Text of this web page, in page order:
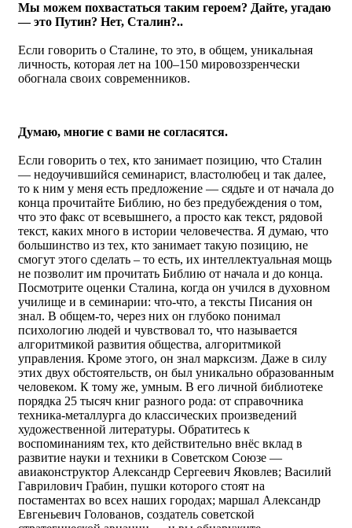
Мы можем похвастаться таким героем? Дайте, угадаю
— это Путин? Нет, Сталин?..
Если говорить о Сталине, то это, в общем, уникальная
личность, которая лет на 100–150 мировоззренчески
обогнала своих современников.
Думаю, многие с вами не согласятся.
Если говорить о тех, кто занимает позицию, что Сталин
— недоучившийся семинарист, властолюбец и так далее,
то к ним у меня есть предложение — сядьте и от начала до
конца прочитайте Библию, но без предубеждения о том,
что это факс от всевышнего, а просто как текст, рядовой
текст, каких много в истории человечества. Я думаю, что
большинство из тех, кто занимает такую позицию, не
смогут этого сделать – то есть, их интеллектуальная мощь
не позволит им прочитать Библию от начала и до конца.
Посмотрите оценки Сталина, когда он учился в духовном
училище и в семинарии: что-что, а тексты Писания он
знал. В общем-то, через них он глубоко понимал
психологию людей и чувствовал то, что называется
алгоритмикой развития общества, алгоритмикой
управления. Кроме этого, он знал марксизм. Даже в силу
этих двух обстоятельств, он был уникально образованным
человеком. К тому же, умным. В его личной библиотеке
порядка 25 тысяч книг разного рода: от справочника
техника-металлурга до классических произведений
художественной литературы. Обратитесь к
воспоминаниям тех, кто действительно внёс вклад в
развитие науки и техники в Советском Союзе —
авиаконструктор Александр Сергеевич Яковлев; Василий
Гаврилович Грабин, пушки которого стоят на
постаментах во всех наших городах; маршал Александр
Евгеньевич Голованов, создатель советской